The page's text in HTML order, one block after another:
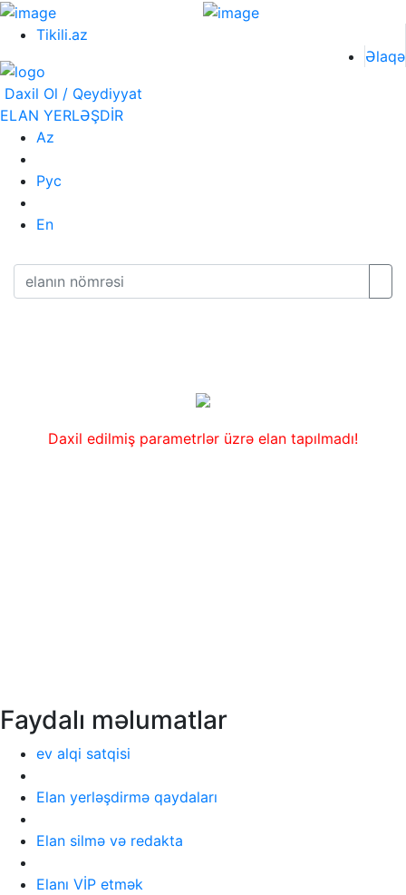
Tikili.az
Əlaqə
Daxil Ol / Qeydiyyat
ELAN YERLƏŞDİR
Az
Рус
En
Daxil edilmiş parametrlər üzrə elan tapılmadı!
Faydalı məlumatlar
ev alqi satqisi
Elan yerləşdirmə qaydaları
Elan silmə və redakta
Elanı VİP etmək